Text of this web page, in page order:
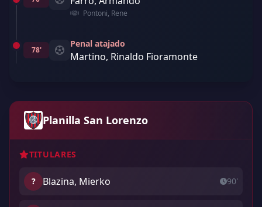
Pontoni, Rene
78'
Penal atajado
Martino, Rinaldo Fioramonte
Planilla San Lorenzo
TITULARES
? Blazina, Mierko 90'